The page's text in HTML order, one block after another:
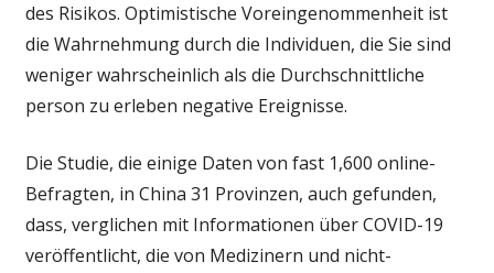
des Risikos. Optimistische Voreingenommenheit ist
die Wahrnehmung durch die Individuen, die Sie sind
weniger wahrscheinlich als die Durchschnittliche
person zu erleben negative Ereignisse.
Die Studie, die einige Daten von fast 1,600 online-
Befragten, in China 31 Provinzen, auch gefunden,
dass, verglichen mit Informationen über COVID-19
veröffentlicht, die von Medizinern und nicht-